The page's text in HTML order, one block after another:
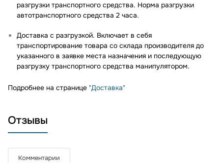
разгрузки транспортного средства. Норма разгрузки
автотранспортного средства 2 часа.
Доставка с разгрузкой. Включает в себя
транспортирование товара со склада производителя до
указанного в заявке места назначения и последующую
разгрузку транспортного средства манипулятором.
Подробнее на странице "Доставка"
Отзывы
Комментарии